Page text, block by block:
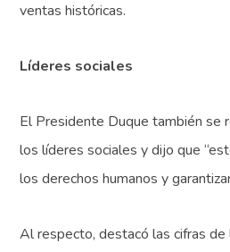
ventas históricas.
Líderes sociales
El Presidente Duque también se
los líderes sociales y dijo que
los derechos humanos y
Al respecto, destacó las cifras de